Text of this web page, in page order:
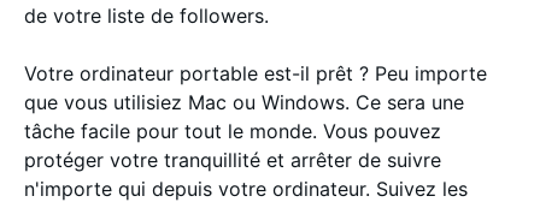
de votre liste de followers.
Votre ordinateur portable est-il prêt ? Peu importe
que vous utilisiez Mac ou Windows. Ce sera une
tâche facile pour tout le monde. Vous pouvez
protéger votre tranquillité et arrêter de suivre
n'importe qui depuis votre ordinateur. Suivez les